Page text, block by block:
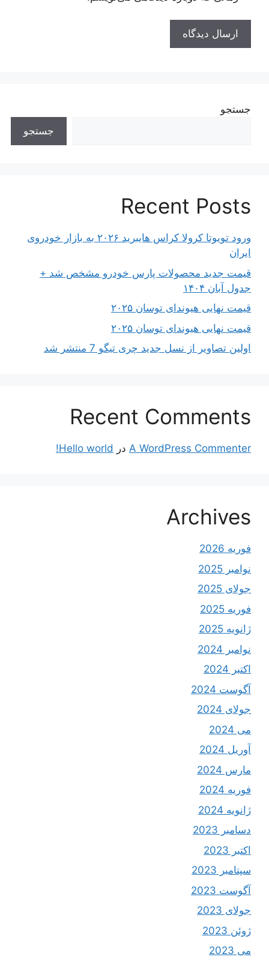
جستجو
جستجو
Recent Posts
ورود تویوتا کرولا کراس هایبرید ۲۰۲۶ به بازار خودروی
ایران
قیمت جدید محصولات پارس خودرو مشخص شد +
جدول آبان ۱۴۰۴
قیمت نهایی هیوندای توسان ۲۰۲۵
قیمت نهایی هیوندای توسان ۲۰۲۵
اولین تصاویر از نسل جدید چری تیگو 7 منتشر شد
Recent Comments
A WordPress Commenter در Hello world!
Archives
فوریه 2026
نوامبر 2025
جولای 2025
فوریه 2025
ژانویه 2025
نوامبر 2024
اکتبر 2024
آگوست 2024
جولای 2024
می 2024
آوریل 2024
مارس 2024
فوریه 2024
ژانویه 2024
دسامبر 2023
اکتبر 2023
سپتامبر 2023
آگوست 2023
جولای 2023
ژوئن 2023
می 2023